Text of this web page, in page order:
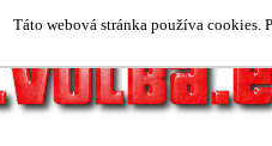
Táto webová stránka používa cookies.